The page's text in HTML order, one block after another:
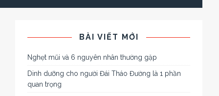
BÀI VIẾT MỚI
Nghẹt mũi và 6 nguyên nhân thường gặp
Dinh dưỡng cho người Đái Tháo Đường là 1 phần
quan trọng